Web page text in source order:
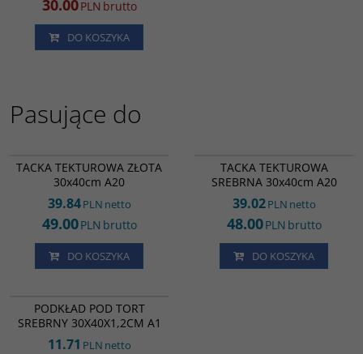
30.00PLN brutto
DO KOSZYKA
Pasujące do
TACKA TEKTUROWA ZŁOTA
30x40cm A20
39.84PLN netto
49.00PLN brutto
DO KOSZYKA
TACKA TEKTUROWA
SREBRNA 30x40cm A20
39.02PLN netto
48.00PLN brutto
DO KOSZYKA
PODKŁAD POD TORT
SREBRNY 30X40X1,2CM A1
11.71 PLN netto